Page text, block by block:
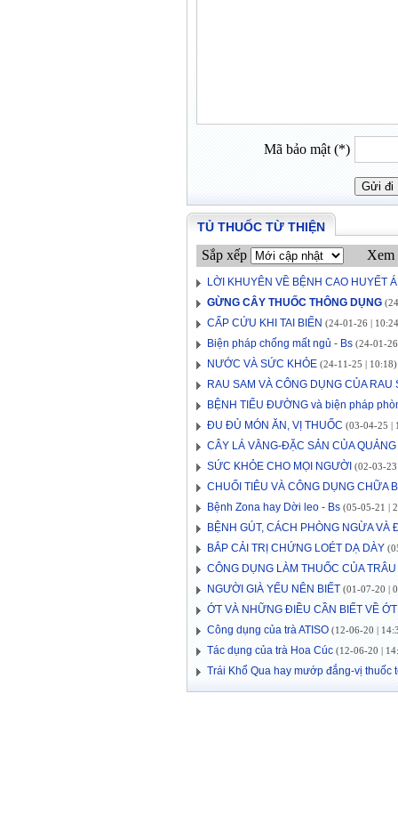
Mã bảo mật (*)
TỦ THUỐC TỪ THIỆN
Sắp xếp Xem
LỜI KHUYÊN VỀ BỆNH CAO HUYẾT
GỪNG CÂY THUỐC THÔNG DỤNG
CẤP CỨU KHI TAI BIẾN (24-01-26 |
Biện pháp chống mất ngủ - Bs (24-01-
NƯỚC VÀ SỨC KHỎE (24-11-25 | 10:18)
RAU SAM VÀ CÔNG DỤNG CỦA RAU
BỆNH TIỂU ĐƯỜNG và biện pháp
ĐU ĐỦ MÓN ĂN, VỊ THUỐC (03-04-25 |
CÂY LÁ VẰNG-ĐẶC SẢN CỦA QUẢNG
SỨC KHỎE CHO MỌI NGƯỜI (02-03-
CHUỐI TIÊU VÀ CÔNG DỤNG CHỮA
Bệnh Zona hay Dời leo - Bs (05-05-21 |
BỆNH GÚT, CÁCH PHÒNG NGỪA VÀ
BẮP CẢI TRỊ CHỨNG LOÉT DẠ DÀY
CÔNG DỤNG LÀM THUỐC CỦA TRÂU
NGƯỜI GIÀ YẾU NÊN BIẾT (01-07-20 |
ỚT VÀ NHỮNG ĐIỀU CẦN BIẾT VỀ ỚT
Công dụng của trà ATISO (12-06-20 |
Tác dụng của trà Hoa Cúc (12-06-20 |
Trái Khổ Qua hay mướp đắng-vị thuốc